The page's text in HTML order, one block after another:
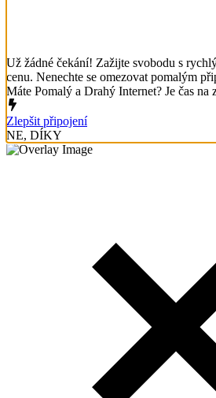
Už žádné čekání! Zažijte svobodu s
cenu. Nenechte se omezovat pomalým
Máte Pomalý a Drahý Internet? Je čas na
Zlepšit připojení
NE, DÍKY